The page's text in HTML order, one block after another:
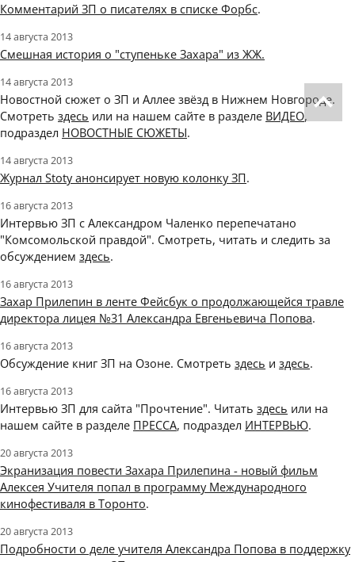
Комментарий ЗП о писателях в списке Форбс.
14 августа 2013
Смешная история о "ступеньке Захара" из ЖЖ.
14 августа 2013
Новостной сюжет о ЗП и Аллее звёзд в Нижнем Новгороде.
Смотреть здесь или на нашем сайте в разделе ВИДЕО,
подраздел НОВОСТНЫЕ СЮЖЕТЫ.
14 августа 2013
Журнал Stoty анонсирует новую колонку ЗП.
16 августа 2013
Интервью ЗП с Александром Чаленко перепечатано
"Комсомольской правдой". Смотреть, читать и следить за
обсуждением здесь.
16 августа 2013
Захар Прилепин в ленте Фейсбук о продолжающейся травле
директора лицея №31 Александра Евгеньевича Попова.
16 августа 2013
Обсуждение книг ЗП на Озоне. Смотреть здесь и здесь.
16 августа 2013
Интервью ЗП для сайта "Прочтение". Читать здесь или на
нашем сайте в разделе ПРЕССА, подраздел ИНТЕРВЬЮ.
20 августа 2013
Экранизация повести Захара Прилепина - новый фильм
Алексея Учителя попал в программу Международного
кинофестиваля в Торонто.
20 августа 2013
Подробности о деле учителя Александра Попова в поддержку